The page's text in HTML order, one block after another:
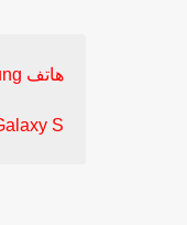
هاتف
S